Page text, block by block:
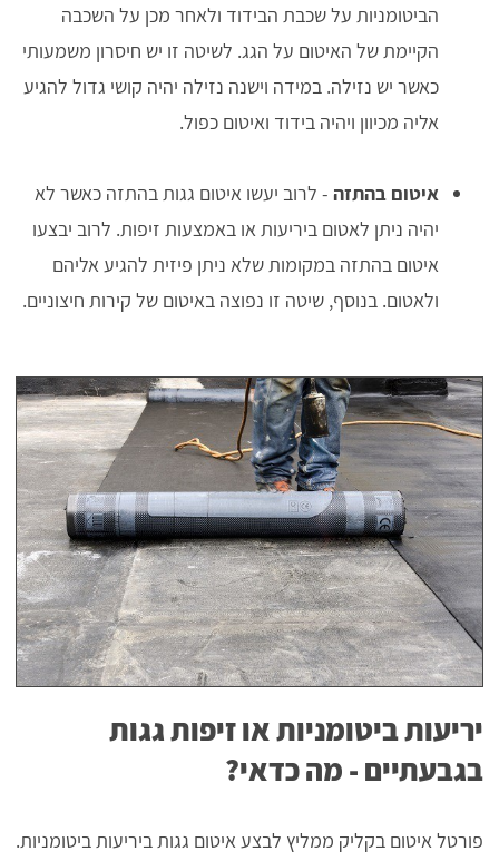
הביטומניות על שכבת הבידוד ולאחר מכן על השכבה
הקיימת של האיטום על הגג. לשיטה זו יש חיסרון משמעותי
כאשר יש נזילה. במידה וישנה נזילה יהיה קושי גדול להגיע
אליה מכיוון ויהיה בידוד ואיטום כפול.
איטום בהתזה - לרוב יעשו איטום גגות בהתזה כאשר לא
יהיה ניתן לאטום ביריעות או באמצעות זיפות. לרוב יבצעו
איטום בהתזה במקומות שלא ניתן פיזית להגיע אליהם
ולאטום. בנוסף, שיטה זו נפוצה באיטום של קירות חיצוניים.
יריעות ביטומניות או זיפות גגות
בגבעתיים - מה כדאי?
פורטל איטום בקליק ממליץ לבצע איטום גגות ביריעות ביטומניות.